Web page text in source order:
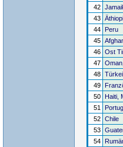
42
43
44
Peru
45
46 Ost
47
48 Türkei
49
50
Haiti,
51
52 Chile
53
54